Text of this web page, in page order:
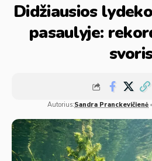
Didžiausios
pasaulyje:
Autorius:Sandra Pranckevičienė